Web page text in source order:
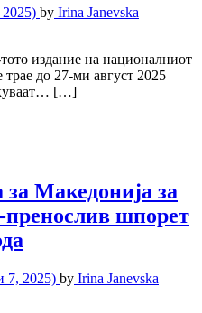
2025) by Irina Janevska
издание на националниот
трае до 27-ми август 2025
[…]
Македонија за
пренослив шпорет
7, 2025) by Irina Janevska